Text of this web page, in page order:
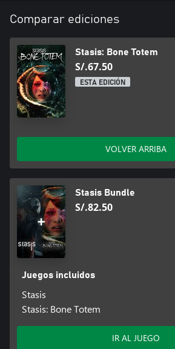
Comparar ediciones
Stasis: Bone Totem
S/.67.50
ESTA EDICIÓN
VOLVER ARRIBA
Stasis Bundle
S/.82.50
Juegos incluidos
Stasis
Stasis: Bone Totem
IR AL JUEGO